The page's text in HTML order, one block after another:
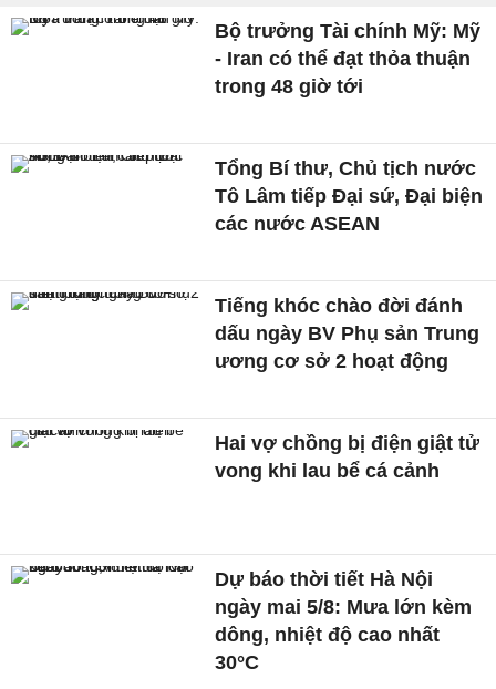
Bộ trưởng Tài chính Mỹ: Mỹ
- Iran có thể đạt thỏa thuận
trong 48 giờ tới
Tổng Bí thư, Chủ tịch nước
Tô Lâm tiếp Đại sứ, Đại biện
các nước ASEAN
Tiếng khóc chào đời đánh
dấu ngày BV Phụ sản Trung
ương cơ sở 2 hoạt động
Hai vợ chồng bị điện giật tử
vong khi lau bể cá cảnh
Dự báo thời tiết Hà Nội
ngày mai 5/8: Mưa lớn kèm
dông, nhiệt độ cao nhất
30°C